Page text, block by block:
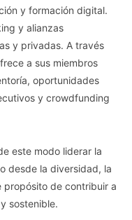
y formación digital.
y alianzas
y privadas. A través
a sus miembros
oportunidades
y crowdfunding
este modo liderar la
desde la diversidad, la
propósito de contribuir a
sostenible.